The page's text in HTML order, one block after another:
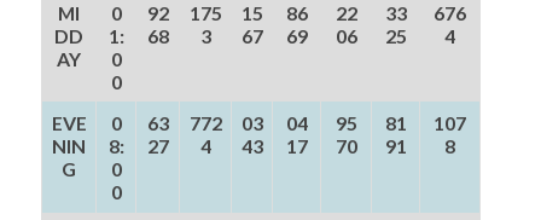
MI
DD
AY
0
1:
0
0
92
68
175
3
15
67
86
69
22
06
33
25
676
4
EVE
NIN
G
0
8:
0
0
63
27
772
4
03
43
04
17
95
70
81
91
107
8